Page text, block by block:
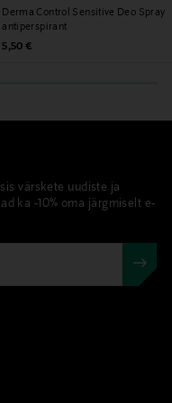
Derma Control Sensitive Deo Spray
antiperspirant
Original Price
5,50 €
värskete uudiste ja
ka -10% oma järgmiselt e-